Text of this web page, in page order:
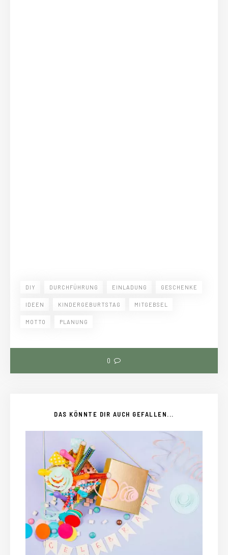
DIY DURCHFÜHRUNG EINLADUNG GESCHENKE
IDEEN KINDERGEBURTSTAG MITGEBSEL
MOTTO PLANUNG
0
DAS KÖNNTE DIR AUCH GEFALLEN...